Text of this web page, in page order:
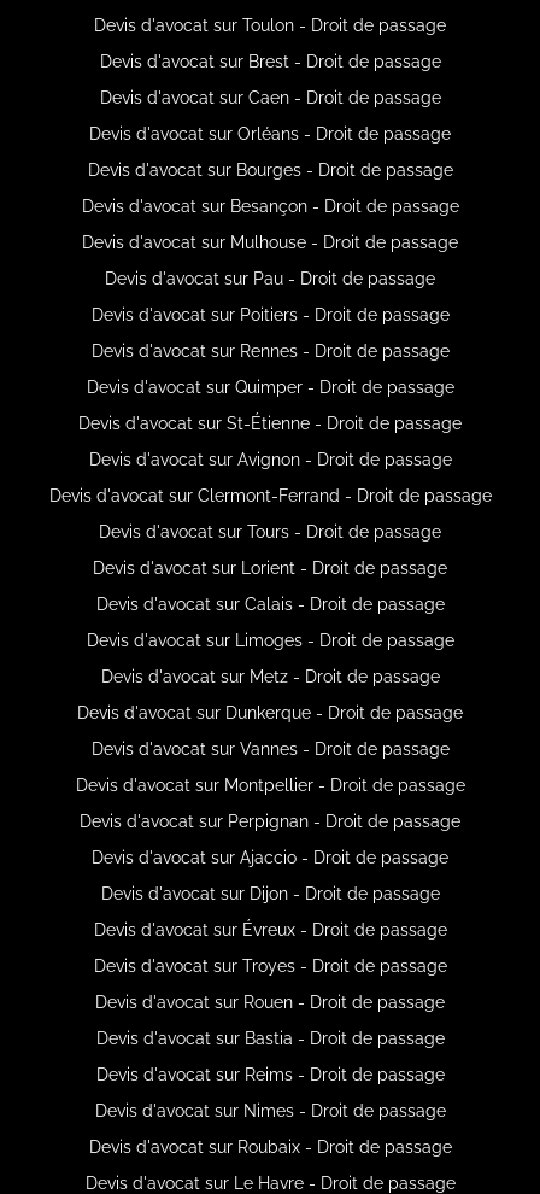
Devis d'avocat sur Toulon - Droit de passage
Devis d'avocat sur Brest - Droit de passage
Devis d'avocat sur Caen - Droit de passage
Devis d'avocat sur Orléans - Droit de passage
Devis d'avocat sur Bourges - Droit de passage
Devis d'avocat sur Besançon - Droit de passage
Devis d'avocat sur Mulhouse - Droit de passage
Devis d'avocat sur Pau - Droit de passage
Devis d'avocat sur Poitiers - Droit de passage
Devis d'avocat sur Rennes - Droit de passage
Devis d'avocat sur Quimper - Droit de passage
Devis d'avocat sur St-Étienne - Droit de passage
Devis d'avocat sur Avignon - Droit de passage
Devis d'avocat sur Clermont-Ferrand - Droit de passage
Devis d'avocat sur Tours - Droit de passage
Devis d'avocat sur Lorient - Droit de passage
Devis d'avocat sur Calais - Droit de passage
Devis d'avocat sur Limoges - Droit de passage
Devis d'avocat sur Metz - Droit de passage
Devis d'avocat sur Dunkerque - Droit de passage
Devis d'avocat sur Vannes - Droit de passage
Devis d'avocat sur Montpellier - Droit de passage
Devis d'avocat sur Perpignan - Droit de passage
Devis d'avocat sur Ajaccio - Droit de passage
Devis d'avocat sur Dijon - Droit de passage
Devis d'avocat sur Évreux - Droit de passage
Devis d'avocat sur Troyes - Droit de passage
Devis d'avocat sur Rouen - Droit de passage
Devis d'avocat sur Bastia - Droit de passage
Devis d'avocat sur Reims - Droit de passage
Devis d'avocat sur Nimes - Droit de passage
Devis d'avocat sur Roubaix - Droit de passage
Devis d'avocat sur Le Havre - Droit de passage